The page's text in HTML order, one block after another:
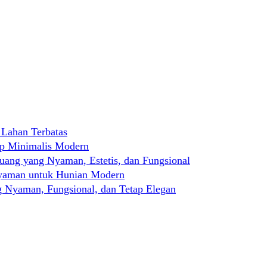
Terbatas
Minimalis Modern
yang Nyaman, Estetis, dan Fungsional
untuk Hunian Modern
Fungsional, dan Tetap Elegan